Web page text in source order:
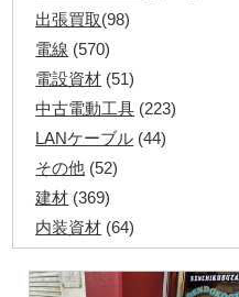
出張買取(98)
電線 (570)
電設資材 (51)
中古電動工具 (223)
LANケーブル (44)
その他 (52)
建材 (369)
内装資材 (64)
ペアコイル